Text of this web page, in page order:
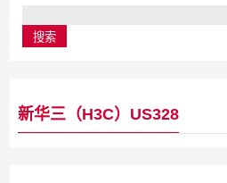
新华三（H3C）US328